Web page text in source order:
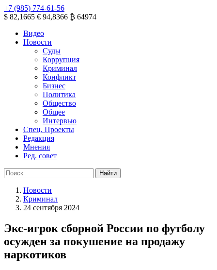
+7 (985) 774-61-56
$ 82,1665 € 94,8366 ₿ 64974
Видео
Новости
Суды
Коррупция
Криминал
Конфликт
Бизнес
Политика
Общество
Общее
Интервью
Спец. Проекты
Редакция
Мнения
Ред. совет
Новости
Криминал
24 сентября 2024
Экс-игрок сборной России по футболу
осужден за покушение на продажу
наркотиков